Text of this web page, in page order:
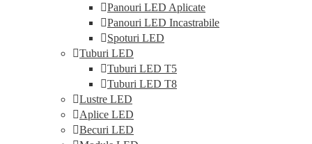
Panouri LED Aplicate
Panouri LED Incastrabile
Spoturi LED
Tuburi LED
Tuburi LED T5
Tuburi LED T8
Lustre LED
Aplice LED
Becuri LED